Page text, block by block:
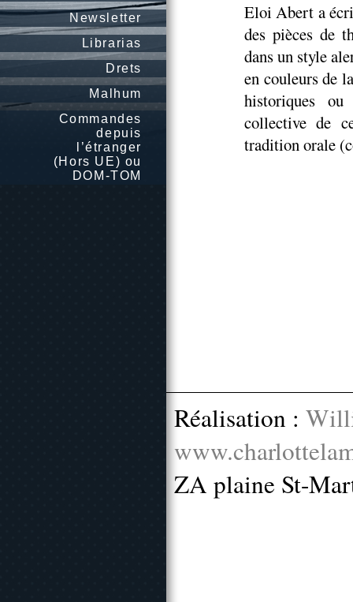
Newsletter
Librarias
Drets
Malhum
Commandes
depuis
l’étranger
(Hors UE) ou
DOM-TOM
Eloi Abert a
des pièces de
dans un style
en couleurs de
historiques
collective de
tradition orale
Réalisation :
ZA plaine St-